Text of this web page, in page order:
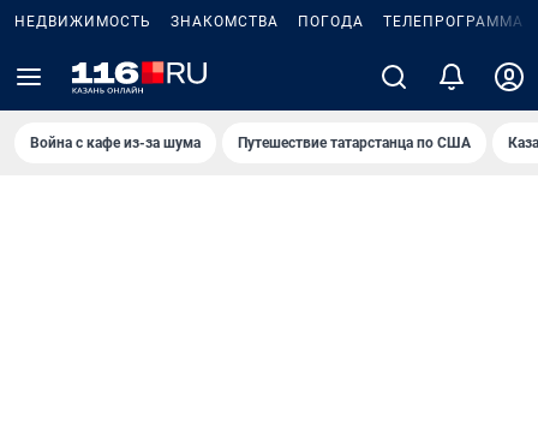
НЕДВИЖИМОСТЬ ЗНАКОМСТВА ПОГОДА ТЕЛЕПРОГРАММА
Война с кафе из-за шума Путешествие татарстанца по США